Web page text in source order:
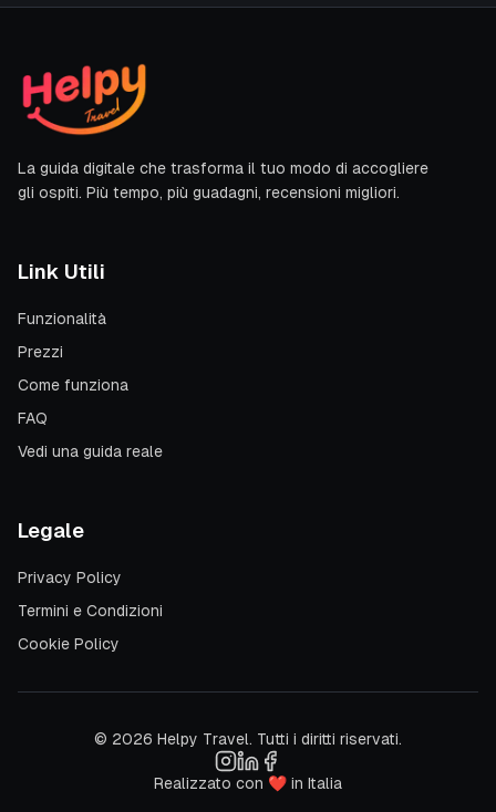
La guida digitale che trasforma il tuo modo di accogliere
gli ospiti. Più tempo, più guadagni, recensioni migliori.
Link Utili
Funzionalità
Prezzi
Come funziona
FAQ
Vedi una guida reale
Legale
Privacy Policy
Termini e Condizioni
Cookie Policy
© 2026 Helpy Travel. Tutti i diritti riservati.
Realizzato con ❤️ in Italia